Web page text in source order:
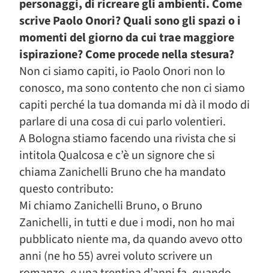
personaggi, di ricreare gli ambienti. Come
scrive Paolo Onori? Quali sono gli spazi o i
momenti del giorno da cui trae maggiore
ispirazione? Come procede nella stesura?
Non ci siamo capiti, io Paolo Onori non lo
conosco, ma sono contento che non ci siamo
capiti perché la tua domanda mi dà il modo di
parlare di una cosa di cui parlo volentieri.
A Bologna stiamo facendo una rivista che si
intitola Qualcosa e c’è un signore che si
chiama Zanichelli Bruno che ha mandato
questo contributo:
Mi chiamo Zanichelli Bruno, o Bruno
Zanichelli, in tutti e due i modi, non ho mai
pubblicato niente ma, da quando avevo otto
anni (ne ho 55) avrei voluto scrivere un